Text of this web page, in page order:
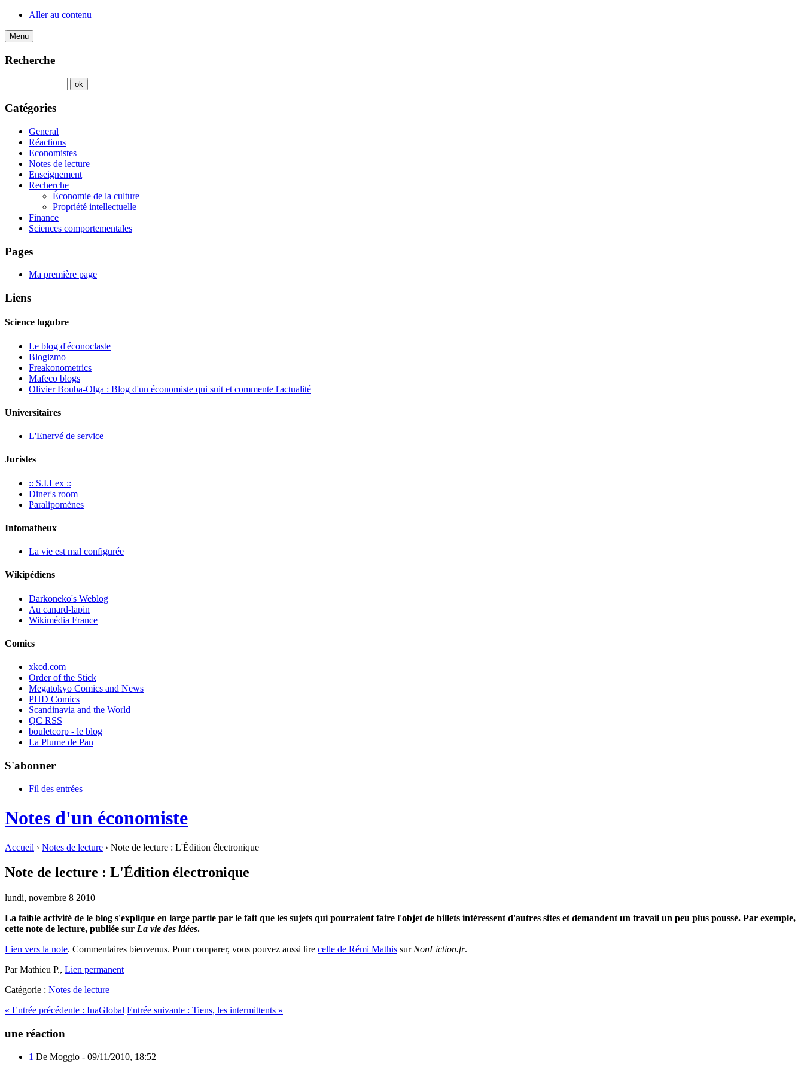
Aller au contenu
Menu
Recherche
Catégories
General
Réactions
Economistes
Notes de lecture
Enseignement
Recherche
Économie de la culture
Propriété intellectuelle
Finance
Sciences comportementales
Pages
Ma première page
Liens
Science lugubre
Le blog d'éconoclaste
Blogizmo
Freakonometrics
Mafeco blogs
Olivier Bouba-Olga : Blog d'un économiste qui suit et commente l'actualité
Universitaires
L'Enervé de service
Juristes
:: S.I.Lex ::
Diner's room
Paralipomènes
Infomatheux
La vie est mal configurée
Wikipédiens
Darkoneko's Weblog
Au canard-lapin
Wikimédia France
Comics
xkcd.com
Order of the Stick
Megatokyo Comics and News
PHD Comics
Scandinavia and the World
QC RSS
bouletcorp - le blog
La Plume de Pan
S'abonner
Fil des entrées
Notes d'un économiste
Accueil › Notes de lecture › Note de lecture : L'Édition électronique
Note de lecture : L'Édition électronique
lundi, novembre 8 2010
La faible activité de le blog s'explique en large partie par le fait que les sujets qui pourraient faire l'objet de billets intéressent d'autres sites et demandent un travail un peu plus poussé. Par exemple,
cette note de lecture, publiée sur La vie des idées.
Lien vers la note. Commentaires bienvenus. Pour comparer, vous pouvez aussi lire celle de Rémi Mathis sur NonFiction.fr.
Par Mathieu P., Lien permanent
Catégorie : Notes de lecture
« Entrée précédente : InaGlobal Entrée suivante : Tiens, les intermittents »
une réaction
1 De Moggio - 09/11/2010, 18:52